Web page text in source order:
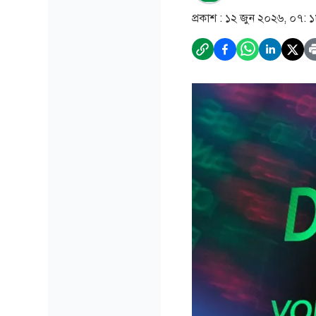
প্রকাশ : ১২ জুন ২০২৬, ০৭: